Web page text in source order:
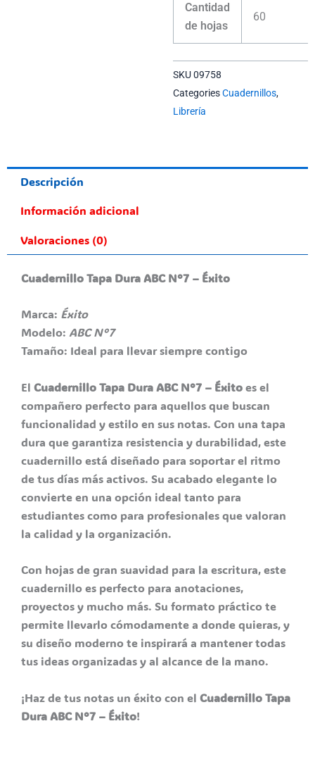
Cantidad
de hojas
60
SKU09758
CategoriesCuadernillos,
Librería
Descripción
Información adicional
Valoraciones (0)
Cuadernillo Tapa Dura ABC N°7 – Éxito
Marca: Éxito
Modelo: ABC N°7
Tamaño: Ideal para llevar siempre contigo
El Cuadernillo Tapa Dura ABC N°7 – Éxitoes el
compañero perfecto para aquellos que buscan
funcionalidad y estilo en sus notas. Con una tapa
dura que garantiza resistencia y durabilidad, este
cuadernillo está diseñado para soportar el ritmo
de tus días más activos. Su acabado elegante lo
convierte en una opción ideal tanto para
estudiantes como para profesionales que valoran
la calidad y la organización.
Con hojas de gran suavidad para la escritura, este
cuadernillo es perfecto para anotaciones,
proyectos y mucho más. Su formato práctico te
permite llevarlo cómodamente a donde quieras, y
su diseño moderno te inspirará a mantener todas
tus ideas organizadas y al alcance de la mano.
¡Haz de tus notas un éxito con el Cuadernillo Tapa
Dura ABC N°7 – Éxito!